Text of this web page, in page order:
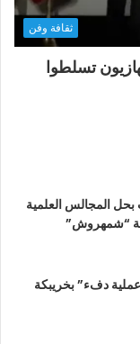
ثقافة وفن
تسلطوا
بحل المجالس العلمية
“شمهروش”